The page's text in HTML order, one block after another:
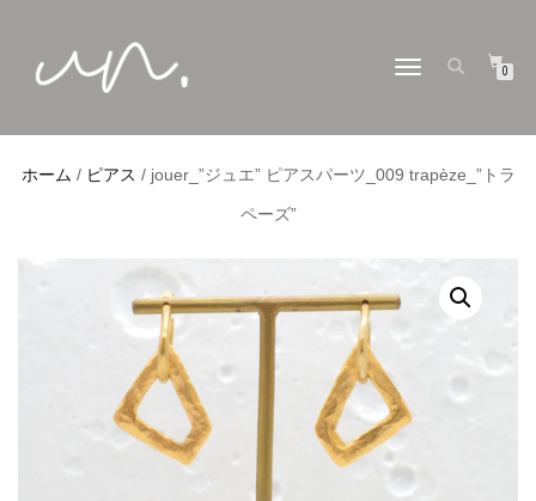
ナ
ョ
0
ホーム / ピアス / jouer_”ジュエ” ピアスパーツ_009 trapèze_”トラ
ペーズ”